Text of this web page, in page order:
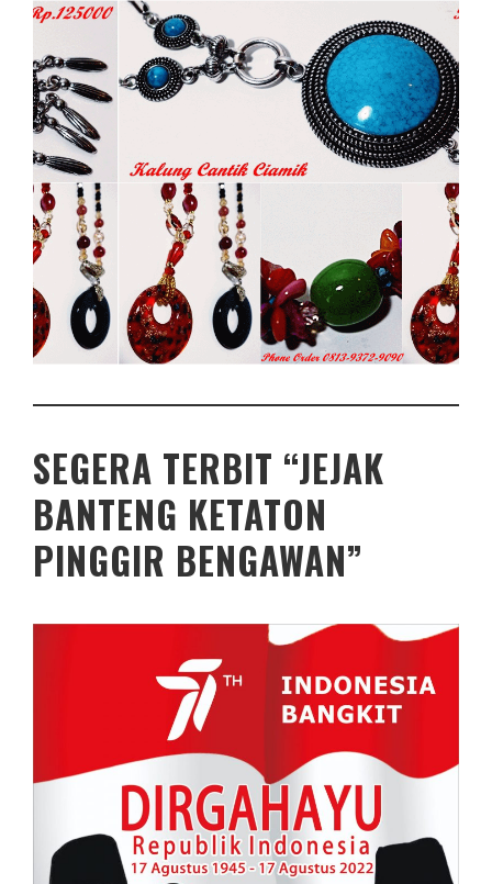
SEGERA TERBIT “JEJAK
BANTENG KETATON
PINGGIR BENGAWAN”